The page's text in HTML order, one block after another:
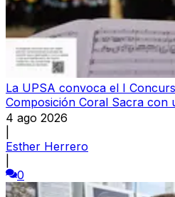
La UPSA convoca el I
Composición Coral Sacra con
4 ago 2026
Esther Herrero
0